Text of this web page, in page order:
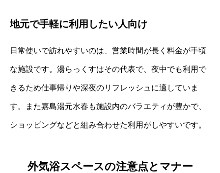
地元で手軽に利用したい人向け
日常使いで訪れやすいのは、営業時間が長く料金が手頃
な施設です。湯らっくすはその代表で、夜中でも利用で
きるため仕事帰りや深夜のリフレッシュに適していま
す。また嘉島湯元水春も施設内のバラエティが豊かで、
ショッピングなどと組み合わせた利用がしやすいです。
外気浴スペースの注意点とマナー